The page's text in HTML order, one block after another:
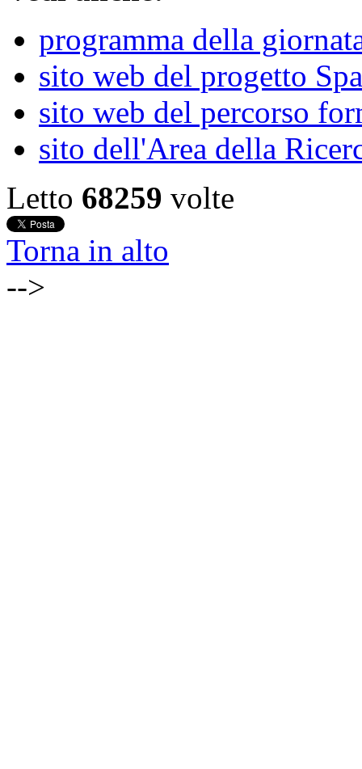
programma della
sito web del progetto
sito web del percorso
sito dell'Area della
Letto 68259 volte
Torna in alto
-->